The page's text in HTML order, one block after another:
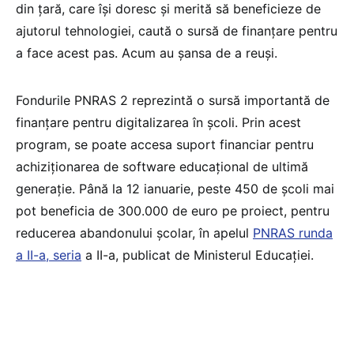
din țară, care își doresc și merită să beneficieze de
ajutorul tehnologiei, caută o sursă de finanțare pentru
a face acest pas. Acum au șansa de a reuși.
Fondurile PNRAS 2 reprezintă o sursă importantă de
finanțare pentru digitalizarea în școli. Prin acest
program, se poate accesa suport financiar pentru
achiziționarea de software educațional de ultimă
generație. Până la 12 ianuarie, peste 450 de școli mai
pot beneficia de 300.000 de euro pe proiect, pentru
reducerea abandonului școlar, în apelul PNRAS runda
a II-a, seria a II-a, publicat de Ministerul Educației.